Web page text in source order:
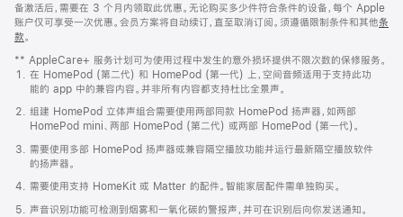
备激活后，需要在 3 个月内领取此优惠。无论购买多少件符合条件的设备，每个 Apple
账户仅可享受一次优惠。会员方案将自动续订，直至取消订阅。须遵循限制条件和其他条
款。
窗
口
中
打
开)
** AppleCare+ 服务计划可为使用过程中发生的意外损坏提供不限次数的保修服务。
在 HomePod (第二代) 和 HomePod (第一代) 上，空间音频适用于支持此功
能的 app 中的兼容内容。并非所有内容都支持杜比全景声。
组建 HomePod 立体声组合需要使用两部同款 HomePod 扬声器，如两部
HomePod mini、两部 HomePod (第二代) 或两部 HomePod (第一代)。
需要使用多部 HomePod 扬声器或兼容隔空播放功能并运行最新隔空播放软件
的扬声器。
需要使用支持 HomeKit 或 Matter 的配件。智能家居配件需单独购买。
声音识别功能可检测到烟雾和一氧化碳的警报声，并可在识别后向你发送通知。